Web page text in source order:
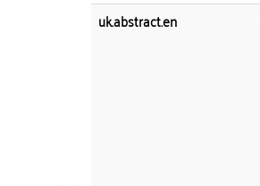
uk.abstract.en